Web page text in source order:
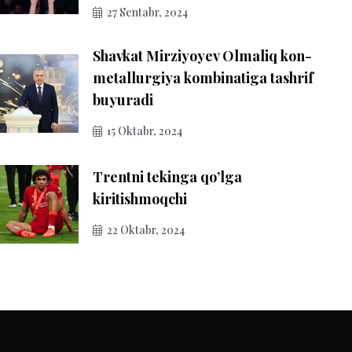
27 Sentabr, 2024
Shavkat Mirziyoyev Olmaliq kon-
metallurgiya kombinatiga tashrif
buyuradi
15 Oktabr, 2024
Trentni tekinga qo’lga
kiritishmoqchi
22 Oktabr, 2024